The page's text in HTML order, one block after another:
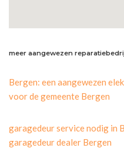
meer aangewezen
Bergen: een aangewezen
voor de gemeente Bergen
garagedeur service nodig in
garagedeur dealer Bergen